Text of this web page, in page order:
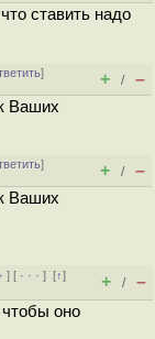
ставить надо
]
+ / –
Ваших
]
+ / –
Ваших
] [ · · ·][↑]
+ / –
оно